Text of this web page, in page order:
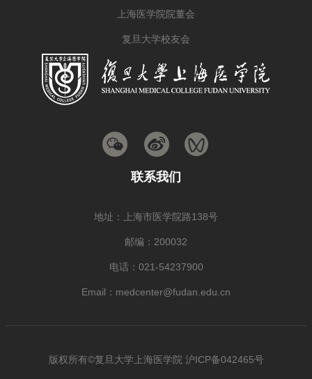
上海医学院院董会
复旦大学校友会
联系我们
地址：上海市医学院路138号
邮编：200032
电话：021-54237900
Email：medcenter@fudan.edu.cn
版权所有©复旦大学上海医学院 沪ICP备042465号